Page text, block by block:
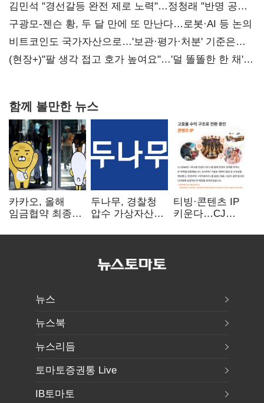
때리기
김민석 "경선갈등 완전 제로 노력"…정청래 "반명 공세
사과부터"
구광모-젠슨 황, 두 달 만에 또 만난다…로봇·AI 등 논의
비트코인도 국가자산으로…'보관·평가·처분' 기준은
숙제
(현장+)"팔 생각 접고 호가 높여요"…'덜 똘똘한 한 채'
함께 볼만한 뉴스
카카오, 올해
임금협약 최종
인상·격려금
두나무, 경찰청
압수 가상자산
커스터디 사업
티빙·콘텐츠 IP
키운다…CJ
글로벌 확장 가속
뉴스
뉴스북
뉴스리듬
토마토증권통 Live
IB토마토